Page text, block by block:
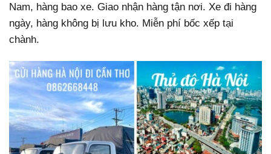
Nam, hàng bao xe. Giao nhận hàng tận nơi. Xe đi hàng
ngày, hàng không bị lưu kho. Miễn phí bốc xếp tại
chành.